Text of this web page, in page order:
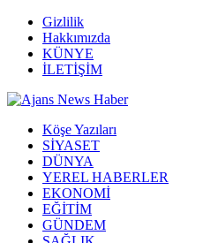
Gizlilik
Hakkımızda
KÜNYE
İLETİŞİM
Köşe Yazıları
SİYASET
DÜNYA
YEREL HABERLER
EKONOMİ
EĞİTİM
GÜNDEM